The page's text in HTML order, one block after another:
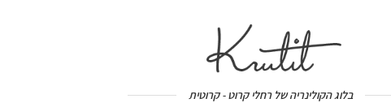
בלוג הקולינריה של רחלי קרוט - קרוטית